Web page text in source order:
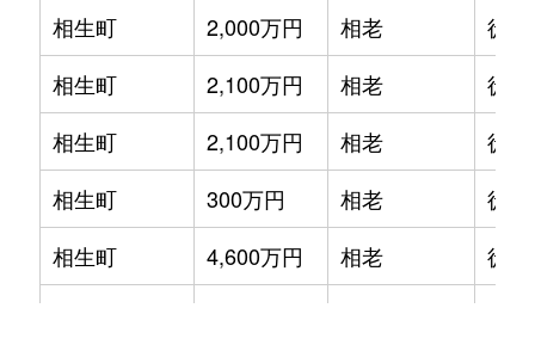
相生町
2,000万円 相老
徒
相生町
2,100万円 相老
徒
相生町
2,100万円 相老
徒
相生町
300万円 相老
徒
相生町
4,600万円 相老
徒